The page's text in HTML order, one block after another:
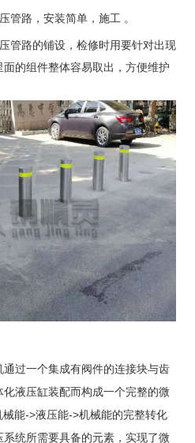
管路，安装简单，施工 。
管路的铺设，检修时用要针对出现
的组件整体容易取出，方便维护
过一个集成有阀件的连接块与齿
液压缸装配而构成一个完整的微
械能->液压能->机械能的完整转化
统所需要具备的元素，实现了微